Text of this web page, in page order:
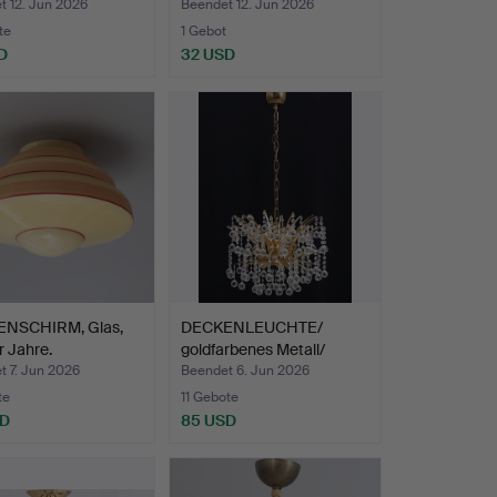
12. Jun 2026
Rohgla…
Beendet 12. Jun 2026
1 Gebot
32 USD
Glas,
Jahre.
7. Jun 2026
DECKENLEUCHTE/
goldfarbenes Metall/
Prisme…
Beendet 6. Jun 2026
11 Gebote
85 USD